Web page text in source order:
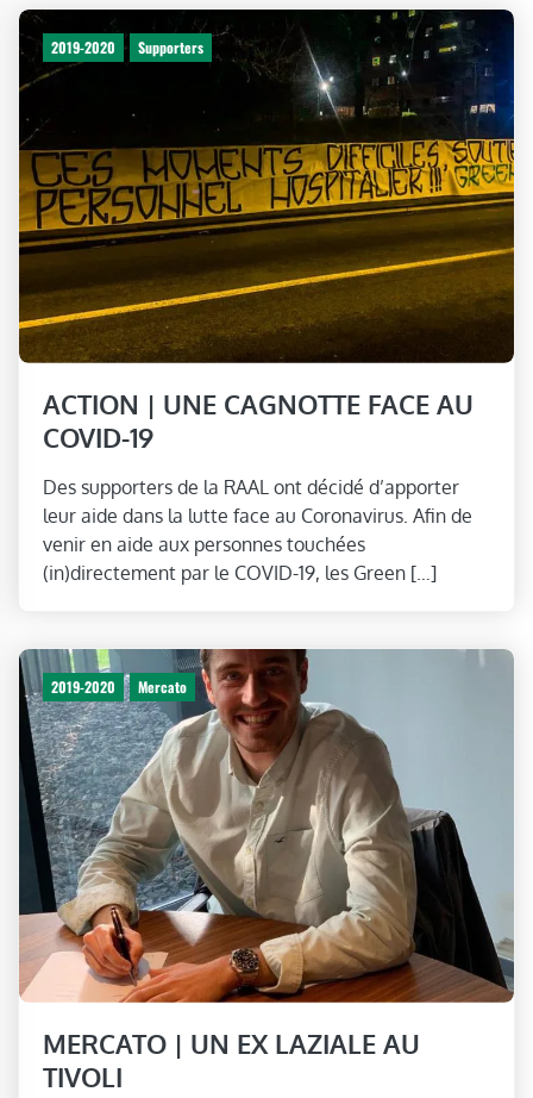
2019-2020 Supporters
ACTION | UNE CAGNOTTE FACE AU
COVID-19
Des supporters de la RAAL ont décidé d’apporter
leur aide dans la lutte face au Coronavirus. Afin de
venir en aide aux personnes touchées
(in)directement par le COVID-19, les Green […]
2019-2020 Mercato
MERCATO | UN EX LAZIALE AU
TIVOLI